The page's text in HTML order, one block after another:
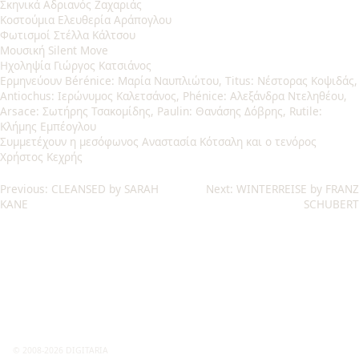
Σκηνικά Αδριανός Ζαχαριάς
Κοστούμια Ελευθερία Αράπογλου
Φωτισμοί Στέλλα Κάλτσου
Μουσική Silent Move
Ηχοληψία Γιώργος Κατσιάνος
Ερμηνεύουν Bérénice: Μαρία Ναυπλιώτου, Titus: Νέστορας Κοψιδάς,
Antiochus: Ιερώνυμος Καλετσάνος, Phénice: Αλεξάνδρα Ντεληθέου,
Αrsace: Σωτήρης Τσακομίδης, Paulin: Θανάσης Δόβρης, Rutile:
Κλήμης Εμπέογλου
Συμμετέχουν η μεσόφωνος Αναστασία Κότσαλη και ο τενόρος
Χρήστος Κεχρής
Post
navigation
Previous: CLEANSED by SARAH
KANE
Next: WINTERREISE by FRANZ
SCHUBERT